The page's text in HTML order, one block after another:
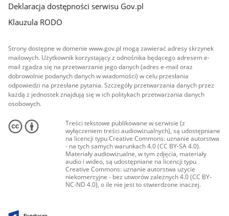
Deklaracja dostępności serwisu Gov.pl
Klauzula RODO
Strony dostępne w domenie www.gov.pl mogą zawierać adresy skrzynek
mailowych. Użytkownik korzystający z odnośnika będącego adresem e-
mail zgadza się na przetwarzanie jego danych (adres e-mail oraz
dobrowolnie podanych danych w wiadomości) w celu przesłania
odpowiedzi na przesłane pytania. Szczegóły przetwarzania danych przez
każdą z jednostek znajdują się w ich politykach przetwarzania danych
osobowych.
Treści tekstowe publikowane w serwisie (z
wyłączeniem treści audiowizualnych), są udostępniane
na licencji typu Creative Commons: uznanie autorstwa
- na tych samych warunkach 4.0 (CC BY-SA 4.0).
Materiały audiowizualne, w tym zdjęcia, materiały
audio i wideo, są udostępniane na licencji typu
Creative Commons: uznanie autorstwa użycie
niekomercyjne - bez utworów zależnych 4.0 (CC BY-
NC-ND 4.0), o ile nie jest to stwierdzone inaczej.